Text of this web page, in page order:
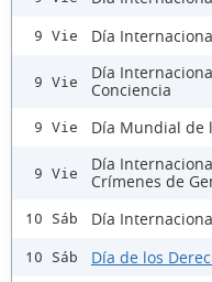
9 Vie Día
9 Vie
Día
Conciencia
9 Vie Día Mundial de
9 Vie
Día
Crímenes de
10 Sáb Día
10 Sáb Día de los